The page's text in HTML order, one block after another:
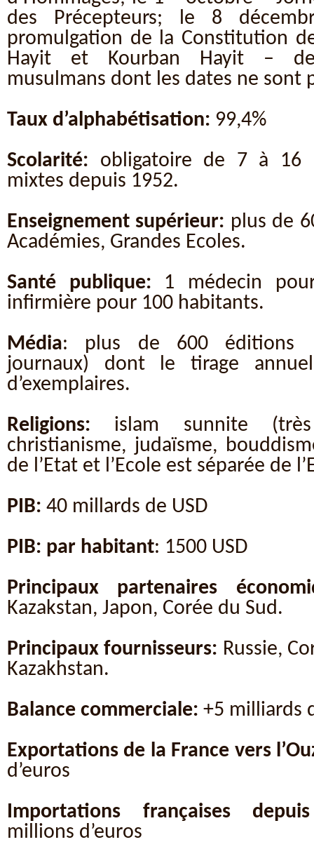
des Précepteurs; le 8
promulgation de la Constitution
Hayit et Kourban Hayit –
musulmans dont les dates ne sont
Taux d’alphabétisation: 99,4%
Scolarité: obligatoire de 7 à 16
mixtes depuis 1952.
Enseignement supérieur: plus de
Académies, Grandes Ecoles.
Santé publique: 1 médecin
infirmière pour 100 habitants.
Média: plus de 600 éditions
journaux) dont le tirage
d’exemplaires.
Religions: islam sunnite
christianisme, judaïsme,
de l’Etat et l’Ecole est séparée de
PIB: 40 millards de USD
PIB: par habitant: 1500 USD
Principaux partenaires
Kazakstan, Japon, Corée du Sud.
Principaux fournisseurs: Russie,
Kazakhstan.
Balance commerciale: +5 milliards
Exportations de la France vers
d’euros
Importations françaises depuis
millions d’euros